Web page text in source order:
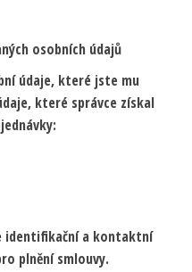
osobních údajů
údaje, které jste mu
které správce získal
identifikační a kontaktní
plnění smlouvy.